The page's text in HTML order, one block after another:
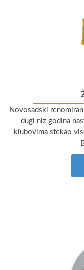
Novosadski
dugi niz godina
klubovima stekao